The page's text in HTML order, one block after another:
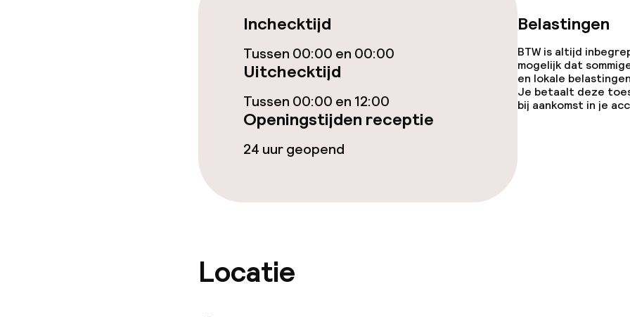
Beleid
Overal rookvrij
Inchecktijd
Tussen 00:00 en 00:00
Uitchecktijd
Tussen 00:00 en 12:00
Openingstijden receptie
24 uur geopend
Belastingen
BTW is altijd
mogelijk dat
en lokale
Je betaalt deze
bij aankomst in je
Locatie